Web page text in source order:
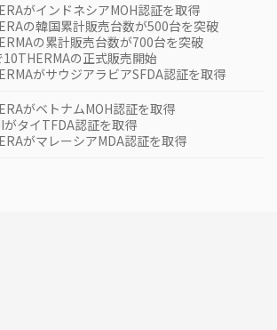
がインドネシアMOH認証を取得
の韓国累計販売台数が500台を突破
の累計販売台数が700台を突破
10THERMAの正式販売開始
がサウジアラビアSFDA認証を取得
がベトナムMOH認証を取得
がタイTFDA認証を取得
がマレーシアMDA認証を取得